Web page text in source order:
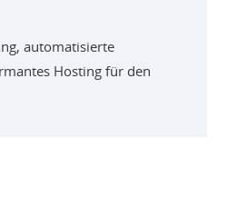
automatisierte
Hosting für den